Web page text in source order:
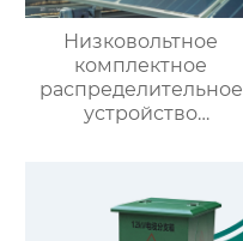
Низковольтное
комплектное
распределительное
устройство